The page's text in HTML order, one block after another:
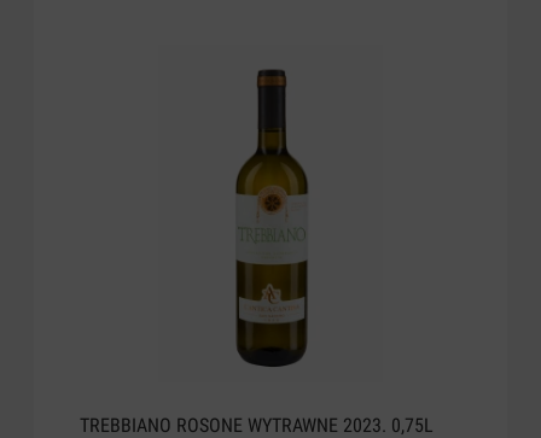
TREBBIANO ROSONE WYTRAWNE 2023. 0,75L